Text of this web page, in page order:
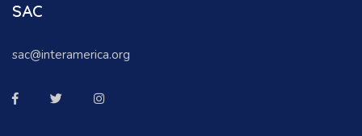
SAC
sac@interamerica.org